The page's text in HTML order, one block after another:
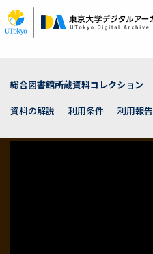
イ
ン
総合図書館所蔵資料コレクション
資料の解説
利用条件 利用報告